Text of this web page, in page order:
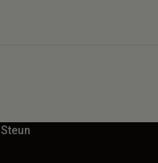
Steun